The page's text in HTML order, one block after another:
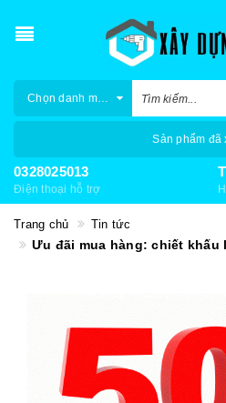
Chọn danh mục
Sản phẩm đã
0328025013
Điện thoại hỗ trợ
Trang chủ Tin tức
Ưu đãi mua hàng: chiết khấu